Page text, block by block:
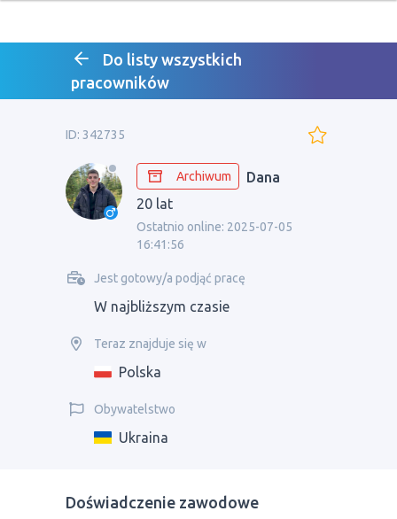
Do listy wszystkich
pracowników
ID: 342735
Archiwum
Dana
20 lat
Ostatnio online: 2025-07-05
16:41:56
Jest gotowy/a podjąć pracę
W najbliższym czasie
Teraz znajduje się w
Polska
Obywatelstwo
Ukraina
Doświadczenie zawodowe